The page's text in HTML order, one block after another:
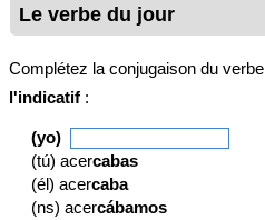
Le verbe du jour
Complétez la conjugaison du verbe
l'indicatif :
(yo)
(tú) acercabas
(él) acercaba
(ns) acercábamos